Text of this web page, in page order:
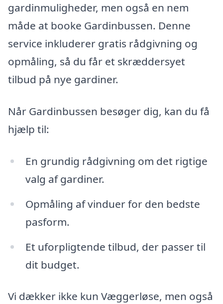
gardinmuligheder, men også en nem
måde at booke Gardinbussen. Denne
service inkluderer gratis rådgivning og
opmåling, så du får et skræddersyet
tilbud på nye gardiner.
Når Gardinbussen besøger dig, kan du få
hjælp til:
En grundig rådgivning om det rigtige
valg af gardiner.
Opmåling af vinduer for den bedste
pasform.
Et uforpligtende tilbud, der passer til
dit budget.
Vi dækker ikke kun Væggerløse, men også